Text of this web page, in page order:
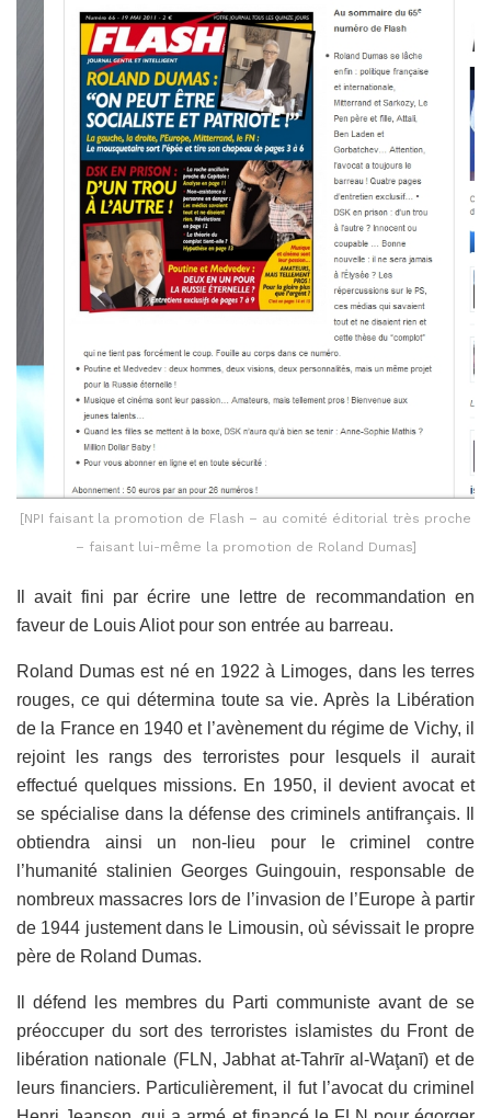
[NPI faisant la promotion de Flash – au comité éditorial très proche
– faisant lui-même la promotion de Roland Dumas]
Il avait fini par écrire une lettre de recommandation en
faveur de Louis Aliot pour son entrée au barreau.
Roland Dumas est né en 1922 à Limoges, dans les terres
rouges, ce qui détermina toute sa vie. Après la Libération
de la France en 1940 et l’avènement du régime de Vichy, il
rejoint les rangs des terroristes pour lesquels il aurait
effectué quelques missions. En 1950, il devient avocat et
se spécialise dans la défense des criminels antifrançais. Il
obtiendra ainsi un non-lieu pour le criminel contre
l’humanité stalinien Georges Guingouin, responsable de
nombreux massacres lors de l’invasion de l’Europe à partir
de 1944 justement dans le Limousin, où sévissait le propre
père de Roland Dumas.
Il défend les membres du Parti communiste avant de se
préoccuper du sort des terroristes islamistes du Front de
libération nationale (FLN, Jabhat at-Tahrīr al-Waţanī) et de
leurs financiers. Particulièrement, il fut l’avocat du criminel